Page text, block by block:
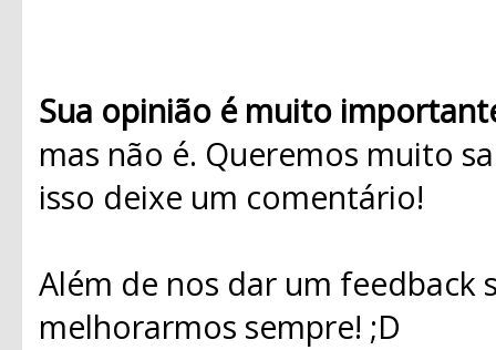
Sua opinião é muito
mas não é. Queremos muito
isso deixe um comentário!
Além de nos dar um
melhorarmos sempre! ;D